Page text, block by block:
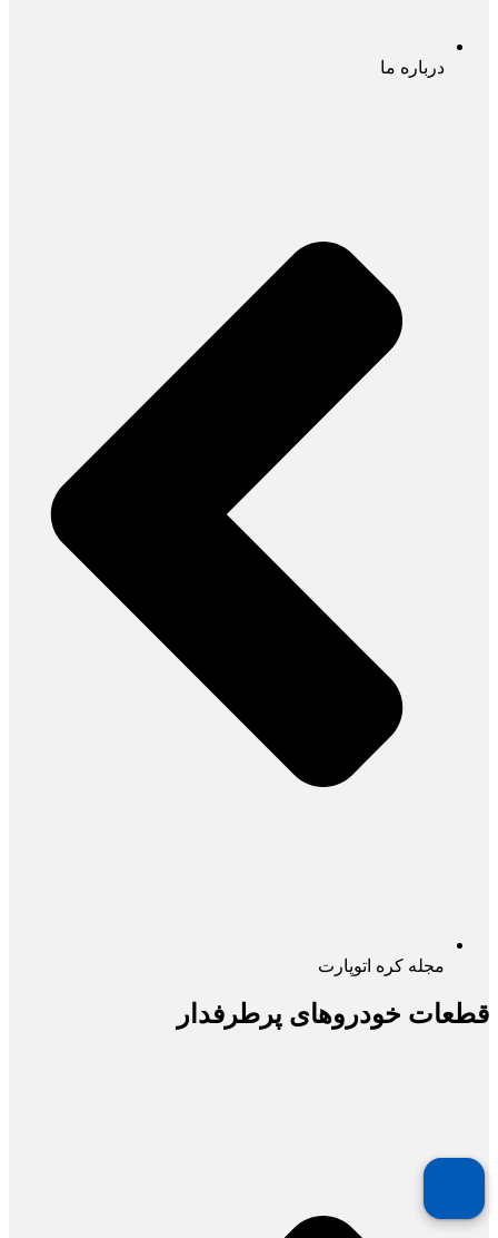
درباره ما
مجله کره اتوپارت
قطعات خودروهای پرطرفدار